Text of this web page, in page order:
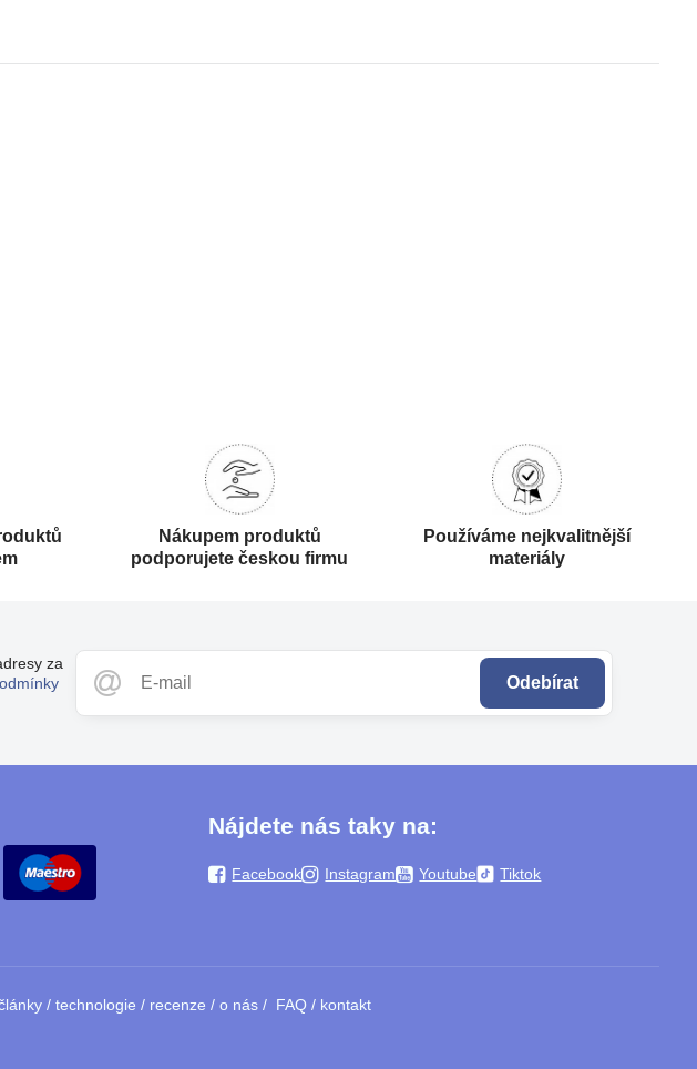
Nákupem produktů
podporujete českou firmu
Používáme nejkvalitnější
materiály
Odebírat
za
Nájdete nás taky na:
Facebook Instagram Youtube Tiktok
/ technologie / recenze / o nás/ FAQ/ kontakt